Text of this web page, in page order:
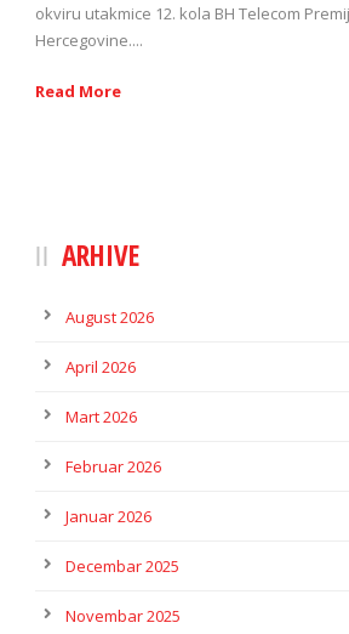
okviru utakmice 12. kola BH Telecom
Hercegovine....
Read More
ARHIVE
August 2026
April 2026
Mart 2026
Februar 2026
Januar 2026
Decembar 2025
Novembar 2025